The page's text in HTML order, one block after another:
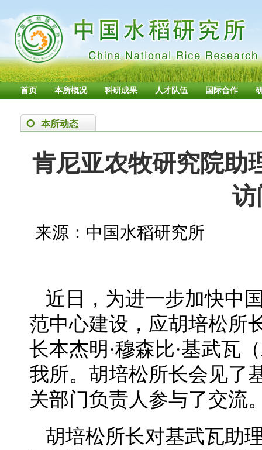
首页 本所概况 科研成果 人才队伍 国际合作
本所动态
肯尼亚农牧研究院助
访
来源：中国水稻研究所
近日，为进一步加快中
范中心建设，应胡培松所
长本杰明·穆森比·基武瓦
我所。胡培松所长会见了
关部门负责人参与了交流
胡培松所长对基武瓦助